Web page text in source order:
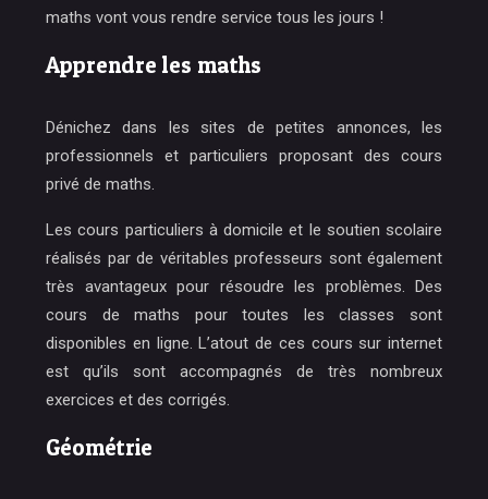
maths vont vous rendre service tous les jours !
Apprendre les maths
Dénichez dans les sites de petites annonces, les
professionnels et particuliers proposant des cours
privé de maths.
Les cours particuliers à domicile et le soutien scolaire
réalisés par de véritables professeurs sont également
très avantageux pour résoudre les problèmes. Des
cours de maths pour toutes les classes sont
disponibles en ligne. L’atout de ces cours sur internet
est qu’ils sont accompagnés de très nombreux
exercices et des corrigés.
Géométrie